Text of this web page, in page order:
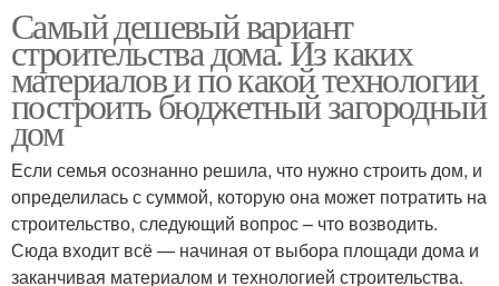
Самый дешевый вариант
строительства дома. Из каких
материалов и по какой технологии
построить бюджетный загородный
дом
Если семья осознанно решила, что нужно строить дом, и
определилась с суммой, которую она может потратить на
строительство, следующий вопрос – что возводить.
Сюда входит всё — начиная от выбора площади дома и
заканчивая материалом и технологией строительства.